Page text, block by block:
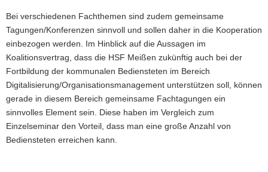
Bei verschiedenen Fachthemen sind zudem gemeinsame
Tagungen/Konferenzen sinnvoll und sollen daher in die Kooperation
einbezogen werden. Im Hinblick auf die Aussagen im
Koalitionsvertrag, dass die HSF Meißen zukünftig auch bei der
Fortbildung der kommunalen Bediensteten im Bereich
Digitalisierung/Organisationsmanagement unterstützen soll, können
gerade in diesem Bereich gemeinsame Fachtagungen ein
sinnvolles Element sein. Diese haben im Vergleich zum
Einzelseminar den Vorteil, dass man eine große Anzahl von
Bediensteten erreichen kann.